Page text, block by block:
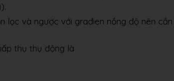
lọc và ngược với građien nồng độ nên
thụ thụ động là